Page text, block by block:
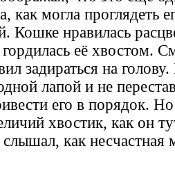
как могла проглядеть
Кошке нравилась
её хвостом.
задираться на
лапой и не
его в порядок.
хвостик, как он
как несчастная